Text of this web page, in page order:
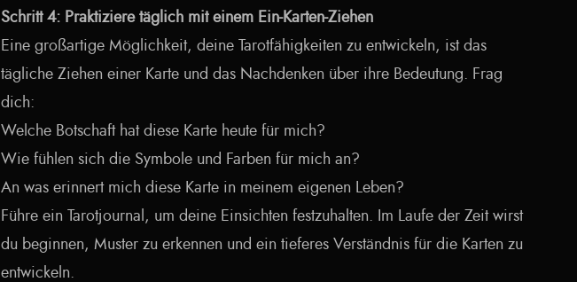
Schritt 4: Praktiziere täglich mit einem Ein-Karten-Ziehen
Eine großartige Möglichkeit, deine Tarotfähigkeiten zu entwickeln, ist das
tägliche Ziehen einer Karte und das Nachdenken über ihre Bedeutung. Frag
dich:
Welche Botschaft hat diese Karte heute für mich?
Wie fühlen sich die Symbole und Farben für mich an?
An was erinnert mich diese Karte in meinem eigenen Leben?
Führe ein Tarotjournal, um deine Einsichten festzuhalten. Im Laufe der Zeit wirst
du beginnen, Muster zu erkennen und ein tieferes Verständnis für die Karten zu
entwickeln.